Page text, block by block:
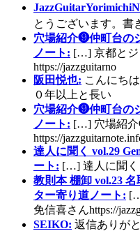
とうございます。書
穴場紹介❾仲町台の
ノート: […] 京都とジ
https://jazzguitarno
阪田悦也: こんにち
０年以上と長い
穴場紹介❾仲町台の
ノート: […] 穴場紹
https://
達人に聞く vol.29
ート: […] 達人に聞く
教則本 棚卸 vol.23
ター寄り道ノート:
免信喜さんhttps://
SEIKO: 返信ありが